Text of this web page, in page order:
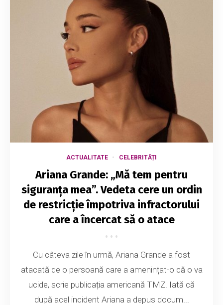
ACTUALITATE CELEBRITĂȚI
Ariana Grande: „Mă tem pentru
siguranța mea”. Vedeta cere un ordin
de restricție împotriva infractorului
care a încercat să o atace
Cu câteva zile în urmă, Ariana Grande a fost
atacată de o persoană care a amenințat-o că o va
ucide, scrie publicația americană TMZ. Iată că
după acel incident Ariana a depus docum...